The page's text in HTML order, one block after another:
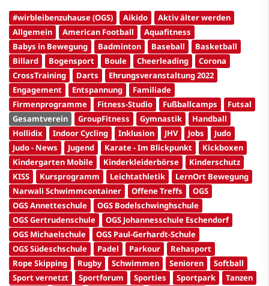
#wirbleibenzuhause (OGS) Aikido
Aktiv älter werden
Allgemein
American Football
Aquafitness
Babys in Bewegung
Badminton Baseball
Basketball
Billard
Bogensport Boule Cheerleading
Corona
CrossTraining
Darts
Ehrungsveranstaltung 2022
Engagement
Entspannung
Familiade
Firmenprogramme
Fitness-Studio Fußballcamps
Futsal
Gesamtverein
GroupFitness Gymnastik
Handball
Hollidix
Indoor Cycling Inklusion JHV Jobs
Judo
Judo - News
Jugend Karate - Im Blickpunkt
Kickboxen
Kindergarten Mobile
Kinderkleiderbörse
Kinderschutz
KISS
Kursprogramm Leichtathletik
LernOrt Bewegung
Narwali Schwimmcontainer
Offene Treffs
OGS
OGS Annetteschule
OGS Bodelschwinghschule
OGS Gertrudenschule
OGS Johannesschule Eschendorf
OGS Michaelschule
OGS Paul-Gerhardt-Schule
OGS Südeschschule
Padel Parkour
Rehasport
Rope Skipping
Rugby Schwimmen Senioren
Softball
Sport vernetzt
Sportforum Sporties Sportpark
Tanzen